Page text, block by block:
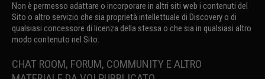
Non è permesso adattare o incorporare in altri siti web i contenuti del
Sito o altro servizio che sia proprietà intellettuale di Discovery o di
qualsiasi concessore di licenza della stessa o che sia in qualsiasi altro
modo contenuto nel Sito.
CHAT ROOM, FORUM, COMMUNITY E ALTRO